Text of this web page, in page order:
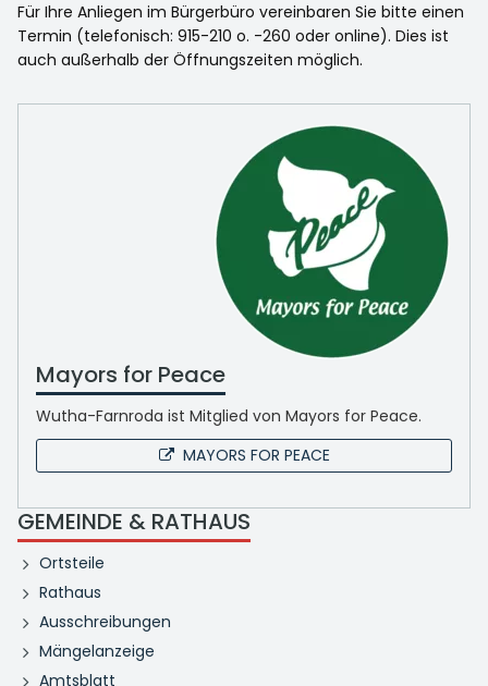
Für Ihre Anliegen im Bürgerbüro vereinbaren Sie bitte einen
Termin (telefonisch: 915-210 o. -260 oder online). Dies ist
auch außerhalb der Öffnungszeiten möglich.
Mayors for Peace
Wutha-Farnroda ist Mitglied von Mayors for Peace.
MAYORS FOR PEACE
GEMEINDE & RATHAUS
Ortsteile
Rathaus
Ausschreibungen
Mängelanzeige
Amtsblatt